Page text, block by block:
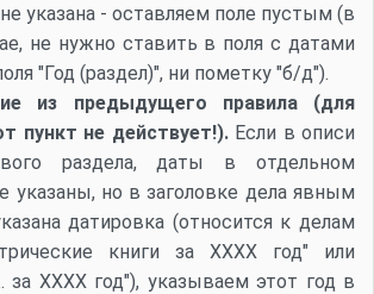
указана - оставляем поле пустым (в
не нужно ставить в поля с датами
"Год (раздел)", ни пометку "б/д").
из предыдущего правила (для
пункт не действует!).Если в описи
раздела, даты в отдельном
указаны, но в заголовке дела явным
датировка (относится к делам
книги за ХХХХ год" или
за ХХХХ год"), указываем этот год в